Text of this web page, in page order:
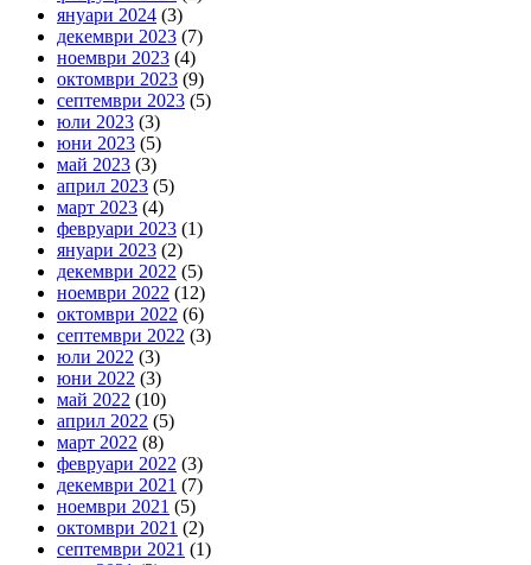
януари 2024 (3)
декември 2023 (7)
ноември 2023 (4)
октомври 2023 (9)
септември 2023 (5)
юли 2023 (3)
юни 2023 (5)
май 2023 (3)
април 2023 (5)
март 2023 (4)
февруари 2023 (1)
януари 2023 (2)
декември 2022 (5)
ноември 2022 (12)
октомври 2022 (6)
септември 2022 (3)
юли 2022 (3)
юни 2022 (3)
май 2022 (10)
април 2022 (5)
март 2022 (8)
февруари 2022 (3)
декември 2021 (7)
ноември 2021 (5)
октомври 2021 (2)
септември 2021 (1)